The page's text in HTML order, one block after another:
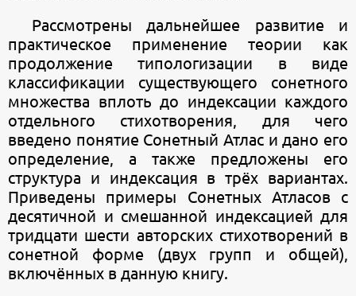
Рассмотрены дальнейшее развитие и
практическое применение теории как
продолжение типологизации в виде
классификации существующего сонетного
множества вплоть до индексации каждого
отдельного стихотворения, для чего
введено понятие Сонетный Атлас и дано его
определение, а также предложены его
структура и индексация в трёх вариантах.
Приведены примеры Сонетных Атласов с
десятичной и смешанной индексацией для
тридцати шести авторских стихотворений в
сонетной форме (двух групп и общей),
включённых в данную книгу.